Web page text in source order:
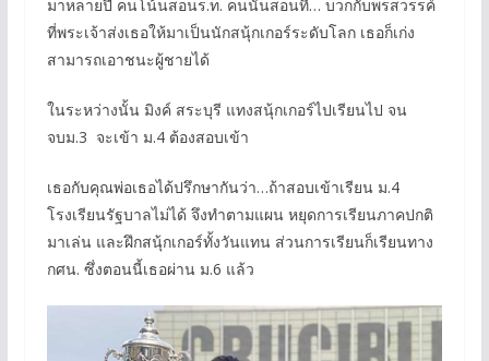
มาหลายปี คนโน้นสอนร.ท. คนนั้นสอนที… บวกกับพรสวรรค์
ที่พระเจ้าส่งเธอให้มาเป็นนักสนุ้กเกอร์ระดับโลก เธอก็เก่ง
สามารถเอาชนะผู้ชายได้
ในระหว่างนั้น มิงค์ สระบุรี แทงสนุ้กเกอร์ไปเรียนไป จน
จบม.3 จะเข้า ม.4 ต้องสอบเข้า
เธอกับคุณพ่อเธอได้ปรึกษากันว่า…ถ้าสอบเข้าเรียน ม.4
โรงเรียนรัฐบาลไม่ได้ จึงทำตามแผน หยุดการเรียนภาคปกติ
มาเล่น และฝึกสนุ้กเกอร์ทั้งวันแทน ส่วนการเรียนก็เรียนทาง
กศน. ซึ่งตอนนี้เธอผ่าน ม.6 แล้ว